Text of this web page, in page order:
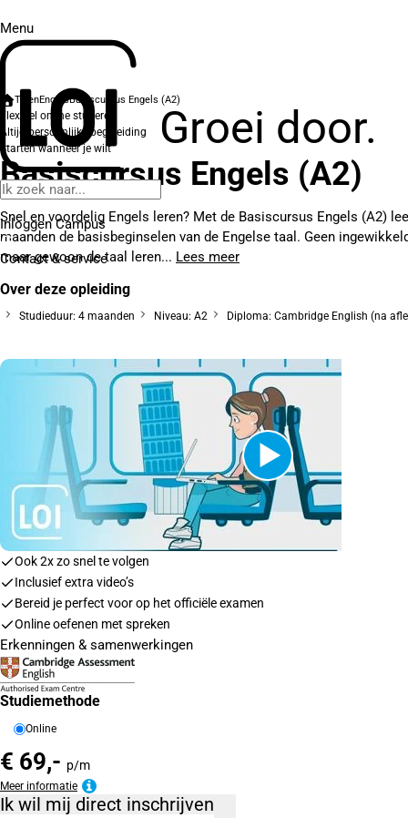
Menu
Groei door.
Inloggen Campus
Contact& service
TalenEngelsBasiscursus Engels (A2)
Flexibel online studeren
Altijd persoonlijke begeleiding
Starten wanneer je wilt
Basiscursus Engels (A2)
Snel en voordelig Engels leren? Met de Basiscursus Engels (A2)
maanden de basisbeginselen van de Engelse taal. Geen
maar gewoon de taal leren... Lees meer
Over deze opleiding
Studieduur: 4 maanden Niveau: A2 Diploma: Cambridge English (na
Ook 2x zo snel te volgen
Inclusief extra video’s
Bereid je perfect voor op het officiële examen
Online oefenen met spreken
Erkenningen & samenwerkingen
Studiemethode
Online
€ 69,- p/m
Meer informatie
Ik wil mij direct inschrijven